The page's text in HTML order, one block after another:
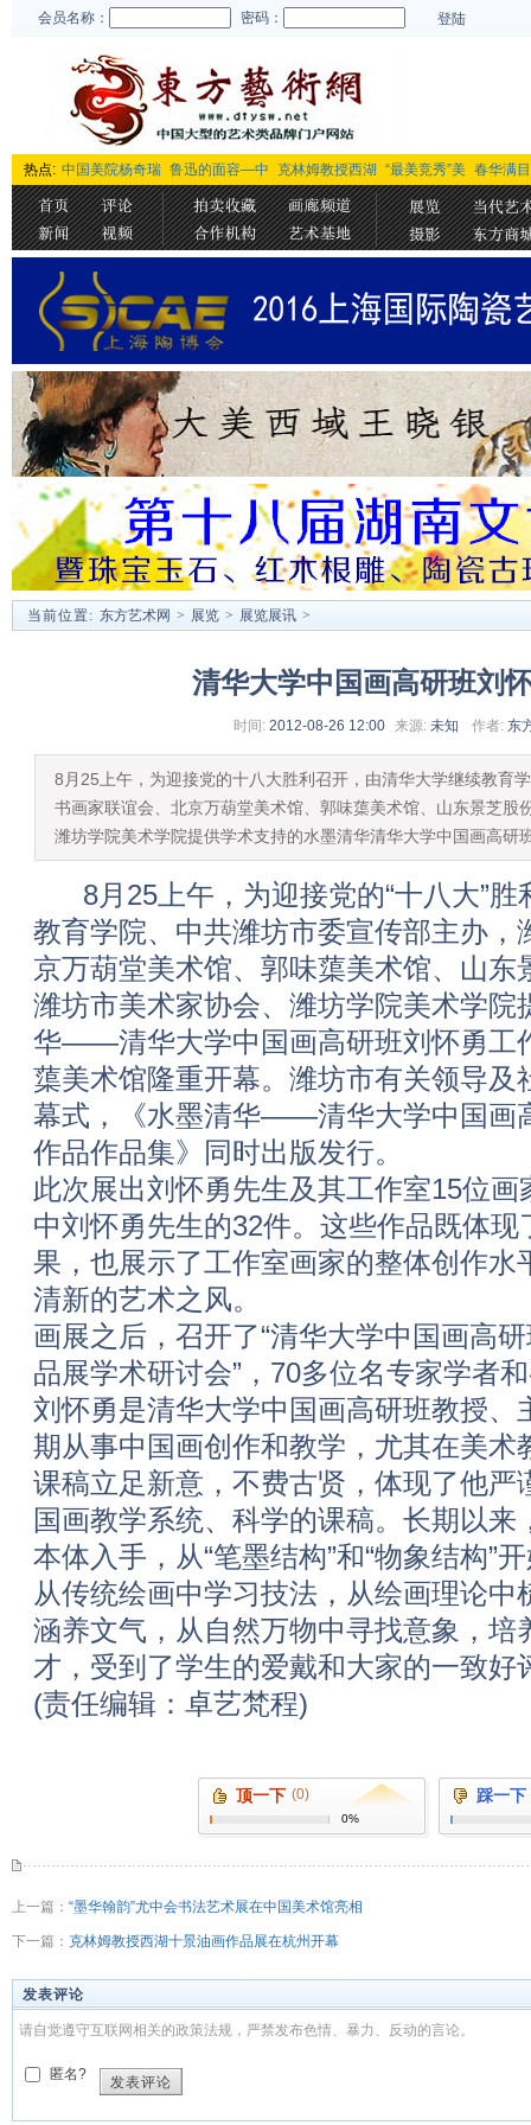
会员名称： 密码： 登陆
热点: 中国美院杨奇瑞 鲁迅的面容—中 克林姆教授西湖 “最美竞秀”美 春华满
当前位置: 东方艺术网 > 展览 > 展览展讯 >
清华大学中国画高研班刘
时间: 2012-08-26 12:00 来源: 未知 作者: 东
8月25上午，为迎接党的十八大胜利召开，由清华大学继续教育
书画家联谊会、北京万葫堂美术馆、郭味蕖美术馆、山东景芝股
潍坊学院美术学院提供学术支持的水墨清华清华大学中国画高研
8月25上午，为迎接党的“十八大”胜
教育学院、中共潍坊市委宣传部主办，
京万葫堂美术馆、郭味蕖美术馆、山东
潍坊市美术家协会、潍坊学院美术学院
华——清华大学中国画高研班刘怀勇工
蕖美术馆隆重开幕。潍坊市有关领导及
幕式，《水墨清华——清华大学中国画
作品作品集》同时出版发行。
此次展出刘怀勇先生及其工作室15位
中刘怀勇先生的32件。这些作品既体
果，也展示了工作室画家的整体创作水
清新的艺术之风。
画展之后，召开了“清华大学中国画高
品展学术研讨会”，70多位名专家学者
刘怀勇是清华大学中国画高研班教授、
期从事中国画创作和教学，尤其在美术
课稿立足新意，不费古贤，体现了他严
国画教学系统、科学的课稿。长期以来
本体入手，从“笔墨结构”和“物象结构”
从传统绘画中学习技法，从绘画理论中
涵养文气，从自然万物中寻找意象，培
才，受到了学生的爱戴和大家的一致好
(责任编辑：卓艺梵程)
顶一下 (0)
0%
踩一下
上一篇： “墨华翰韵”尤中会书法艺术展在中国美术馆亮相
下一篇： 克林姆教授西湖十景油画作品展在杭州开幕
发表评论
请自觉遵守互联网相关的政策法规，严禁发布色情、暴力、反动的言论。
匿名?
发表评论